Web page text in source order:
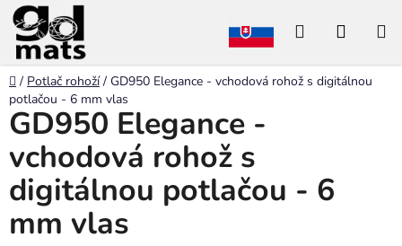
Prejsť
na
obsah
Hľadať
Domov
/ Potlač rohoží / GD950 Elegance - vchodová rohož s digitálnou
potlačou - 6 mm vlas
GD950 Elegance -
vchodová rohož s
digitálnou potlačou - 6
mm vlas